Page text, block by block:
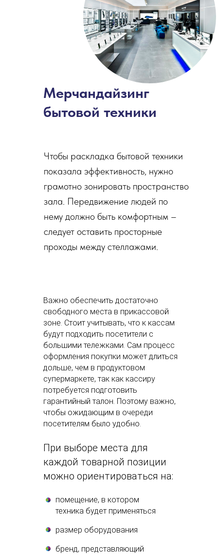
Мерчандайзинг
бытовой техники
Чтобы раскладка бытовой техники
показала эффективность, нужно
грамотно зонировать пространство
зала. Передвижение людей по
нему должно быть комфортным –
следует оставить просторные
проходы между стеллажами.
Важно обеспечить достаточно
свободного места в прикассовой
зоне. Стоит учитывать, что к кассам
будут подходить посетители с
большими тележками. Сам процесс
оформления покупки может длиться
дольше, чем в продуктовом
супермаркете, так как кассиру
потребуется подготовить
гарантийный талон. Поэтому важно,
чтобы ожидающим в очереди
посетителям было удобно.
При выборе места для
каждой товарной позиции
можно ориентироваться на:
помещение, в котором
техника будет применяться
размер оборудования
бренд, представляющий